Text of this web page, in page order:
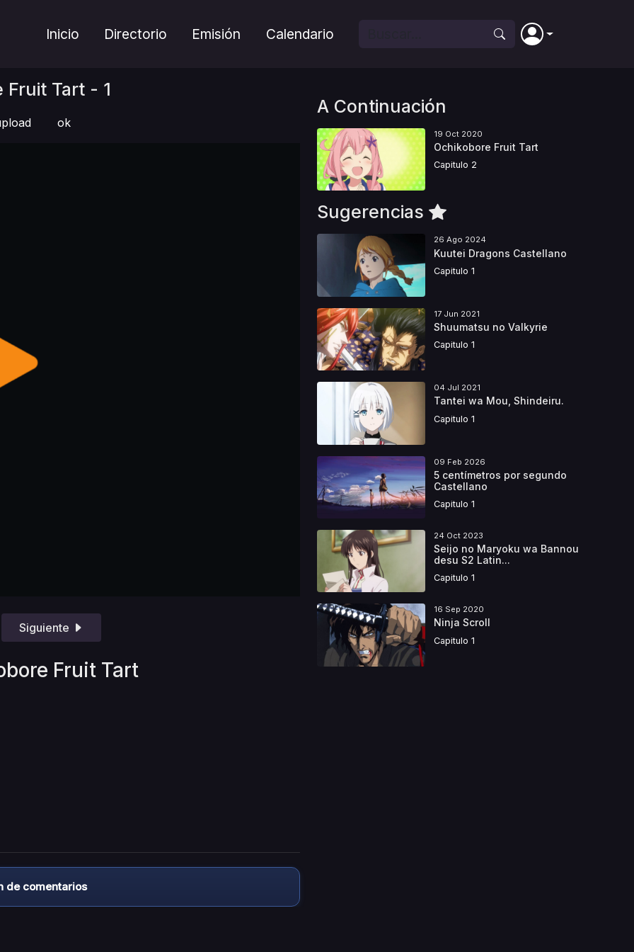
Inicio Directorio Emisión Calendario
Fruit Tart - 1
ok
Siguiente
Fruit Tart
de comentarios
A Continuación
19 Oct 2020
Ochikobore Fruit Tart
Capitulo 2
Sugerencias
26 Ago 2024
Kuutei Dragons Castellano
Capitulo 1
17 Jun 2021
Shuumatsu no Valkyrie
Capitulo 1
04 Jul 2021
Tantei wa Mou, Shindeiru.
Capitulo 1
09 Feb 2026
5 centímetros por segundo
Castellano
Capitulo 1
24 Oct 2023
Seijo no Maryoku wa Bannou
desu S2 Latin...
Capitulo 1
16 Sep 2020
Ninja Scroll
Capitulo 1